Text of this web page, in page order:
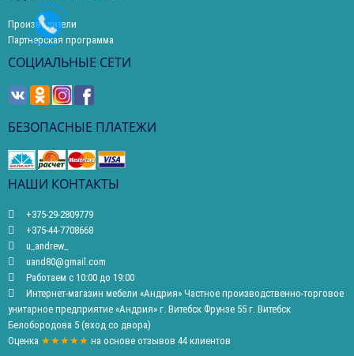
Производители
Партнерская программа
СОЦИАЛЬНЫЕ СЕТИ
БЕЗОПАСНЫЕ ПЛАТЕЖИ
НАШИ КОНТАКТЫ
+375-29-2809779
+375-44-7708668
u_andrew_
uand80@gmail.com
Работаем с 10:00 до 19:00
Интернет-магазин мебели «Андрия» Частное производственно-торговое
унитарное предприятие «Андрия» г. Витебск Фрунзе 55 г. Витебск
Белобородова 5 (вход со двора)
Оценка ★★★★★ на основе отзывов 44 клиентов